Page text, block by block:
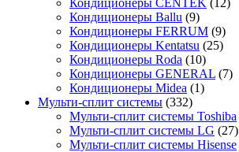
Кондиционеры CENTEK (12)
Кондиционеры Ballu (9)
Кондиционеры FERRUM (9)
Кондиционеры Kentatsu (25)
Кондиционеры Roda (10)
Кондиционеры GENERAL (7)
Кондиционеры Midea (1)
Мульти-сплит системы (332)
Мульти-сплит системы Toshiba
Мульти-сплит системы LG (27)
Мульти-сплит системы Hisense